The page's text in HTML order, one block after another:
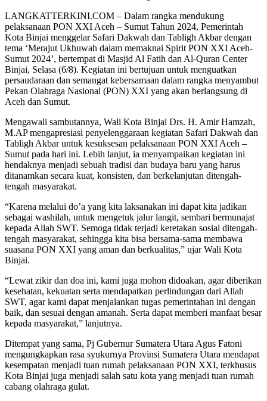
LANGKATTERKINI.COM – Dalam rangka mendukung
pelaksanaan PON XXI Aceh – Sumut Tahun 2024, Pemerintah
Kota Binjai menggelar Safari Dakwah dan Tabligh Akbar dengan
tema ‘Merajut Ukhuwah dalam memaknai Spirit PON XXI Aceh-
Sumut 2024’, bertempat di Masjid Al Fatih dan Al-Quran Center
Binjai, Selasa (6/8). Kegiatan ini bertujuan untuk menguatkan
persaudaraan dan semangat kebersamaan dalam rangka menyambut
Pekan Olahraga Nasional (PON) XXI yang akan berlangsung di
Aceh dan Sumut.
Mengawali sambutannya, Wali Kota Binjai Drs. H. Amir Hamzah,
M.AP mengapresiasi penyelenggaraan kegiatan Safari Dakwah dan
Tabligh Akbar untuk kesuksesan pelaksanaan PON XXI Aceh –
Sumut pada hari ini. Lebih lanjut, ia menyampaikan kegiatan ini
hendaknya menjadi sebuah tradisi dan budaya baru yang harus
ditanamkan secara kuat, konsisten, dan berkelanjutan ditengah-
tengah masyarakat.
“Karena melalui do’a yang kita laksanakan ini dapat kita jadikan
sebagai washilah, untuk mengetuk jalur langit, sembari bermunajat
kepada Allah SWT. Semoga tidak terjadi keretakan sosial ditengah-
tengah masyarakat, sehingga kita bisa bersama-sama membawa
suasana PON XXI yang aman dan berkualitas,” ujar Wali Kota
Binjai.
“Lewat zikir dan doa ini, kami juga mohon didoakan, agar diberikan
kesehatan, kekuatan serta mendapatkan perlindungan dari Allah
SWT, agar kami dapat menjalankan tugas pemerintahan ini dengan
baik, dan sesuai dengan amanah. Serta dapat memberi manfaat besar
kepada masyarakat,” lanjutnya.
Ditempat yang sama, Pj Gubernur Sumatera Utara Agus Fatoni
mengungkapkan rasa syukurnya Provinsi Sumatera Utara mendapat
kesempatan menjadi tuan rumah pelaksanaan PON XXI, terkhusus
Kota Binjai juga menjadi salah satu kota yang menjadi tuan rumah
cabang olahraga gulat.